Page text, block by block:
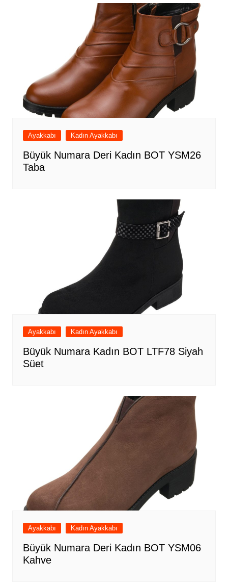
Ayakkabı Kadın Ayakkabı
Büyük Numara Deri Kadın BOT YSM26
Taba
Ayakkabı Kadın Ayakkabı
Büyük Numara Kadın BOT LTF78 Siyah
Süet
Ayakkabı Kadın Ayakkabı
Büyük Numara Deri Kadın BOT YSM06
Kahve